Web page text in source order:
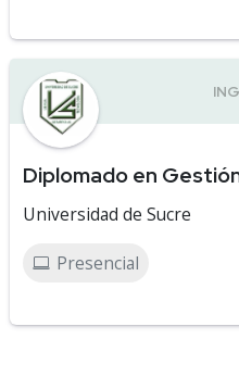
Diplomado en
Universidad de Sucre
Presencial